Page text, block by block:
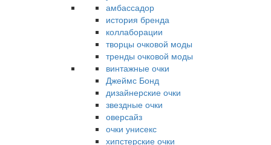
амбассадор
история бренда
коллаборации
творцы очковой моды
тренды очковой моды
винтажные очки
Джеймс Бонд
дизайнерские очки
звездные очки
оверсайз
очки унисекс
хипстерские очки